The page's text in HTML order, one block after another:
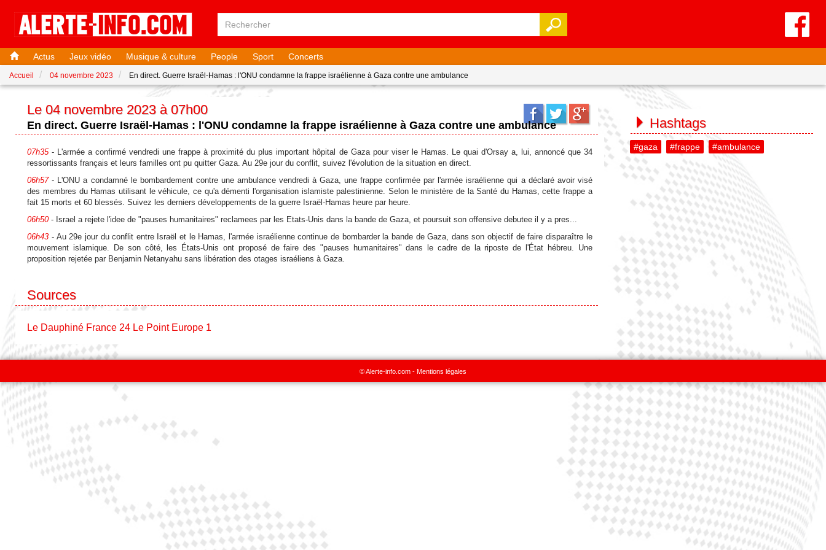
Actus Jeux vidéo Musique & culture People Sport Concerts
Accueil 04 novembre 2023 En direct. Guerre Israël-Hamas : l'ONU condamne la frappe israélienne à Gaza contre une ambulance
Le 04 novembre 2023 à 07h00
En direct. Guerre Israël-Hamas : l'ONU condamne la frappe israélienne à Gaza contre une ambulance
07h35- L'armée a confirmé vendredi une frappe à proximité du plus important hôpital de Gaza pour viser le Hamas. Le quai d'Orsay a, lui, annoncé que 34
ressortissants français et leurs familles ont pu quitter Gaza. Au 29e jour du conflit, suivez l'évolution de la situation en direct.
06h57- L'ONU a condamné le bombardement contre une ambulance vendredi à Gaza, une frappe confirmée par l'armée israélienne qui a déclaré avoir visé
des membres du Hamas utilisant le véhicule, ce qu'a démenti l'organisation islamiste palestinienne. Selon le ministère de la Santé du Hamas, cette frappe a
fait 15 morts et 60 blessés. Suivez les derniers développements de la guerre Israël-Hamas heure par heure.
06h50- Israel a rejete l'idee de "pauses humanitaires" reclamees par les Etats-Unis dans la bande de Gaza, et poursuit son offensive debutee il y a pres...
06h43 - Au 29e jour du conflit entre Israël et le Hamas, l'armée israélienne continue de bombarder la bande de Gaza, dans son objectif de faire disparaître le
mouvement islamique. De son côté, les États-Unis ont proposé de faire des "pauses humanitaires" dans le cadre de la riposte de l'État hébreu. Une
proposition rejetée par Benjamin Netanyahu sans libération des otages israéliens à Gaza.
Sources
Le Dauphiné France 24 Le Point Europe 1
Hashtags
#gaza #frappe #ambulance
© Alerte-info.com - Mentions légales